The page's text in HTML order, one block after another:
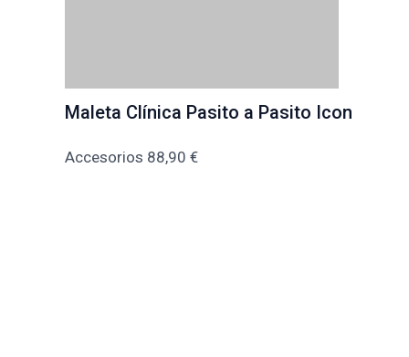
Maleta Clínica Pasito a Pasito Icon
Accesorios 88,90 €